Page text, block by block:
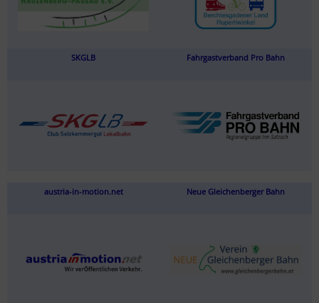
SKGLB Fahrgastverband Pro Bahn
austria-in-motion.net Neue Gleichenberger Bahn